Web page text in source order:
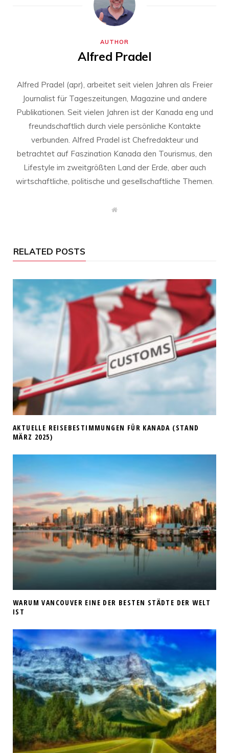
AUTHOR
Alfred Pradel
Alfred Pradel (apr), arbeitet seit vielen Jahren als Freier
Journalist für Tageszeitungen, Magazine und andere
Publikationen. Seit vielen Jahren ist der Kanada eng und
freundschaftlich durch viele persönliche Kontakte
verbunden. Alfred Pradel ist Chefredakteur und
betrachtet auf Faszination Kanada den Tourismus, den
Lifestyle im zweitgrößten Land der Erde, aber auch
wirtschaftliche, politische und gesellschaftliche Themen.
W
RELATED POSTS
AKTUELLE REISEBESTIMMUNGEN FÜR KANADA (STAND
MÄRZ 2025)
WARUM VANCOUVER EINE DER BESTEN STÄDTE DER WELT
IST